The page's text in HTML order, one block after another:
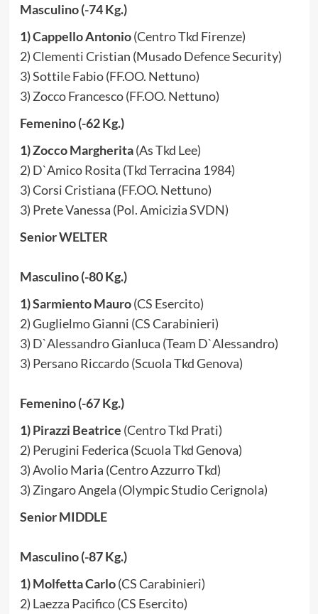
Masculino (-74 Kg.)
1) Cappello Antonio(Centro Tkd Firenze)
2) Clementi Cristian (Musado Defence Security)
3) Sottile Fabio (FF.OO. Nettuno)
3) Zocco Francesco (FF.OO. Nettuno)
Femenino (-62 Kg.)
1) Zocco Margherita(As Tkd Lee)
2) D`Amico Rosita (Tkd Terracina 1984)
3) Corsi Cristiana (FF.OO. Nettuno)
3) Prete Vanessa (Pol. Amicizia SVDN)
Senior WELTER
Masculino (-80 Kg.)
1) Sarmiento Mauro(CS Esercito)
2) Guglielmo Gianni (CS Carabinieri)
3) D`Alessandro Gianluca (Team D`Alessandro)
3) Persano Riccardo (Scuola Tkd Genova)
Femenino (-67 Kg.)
1) Pirazzi Beatrice (Centro Tkd Prati)
2) Perugini Federica (Scuola Tkd Genova)
3) Avolio Maria (Centro Azzurro Tkd)
3) Zingaro Angela (Olympic Studio Cerignola)
Senior MIDDLE
Masculino (-87 Kg.)
1) Molfetta Carlo(CS Carabinieri)
2) Laezza Pacifico (CS Esercito)